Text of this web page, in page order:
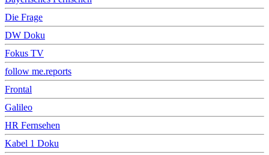
Die Frage
DW Doku
Fokus TV
follow me.reports
Frontal
Galileo
HR Fernsehen
Kabel 1 Doku